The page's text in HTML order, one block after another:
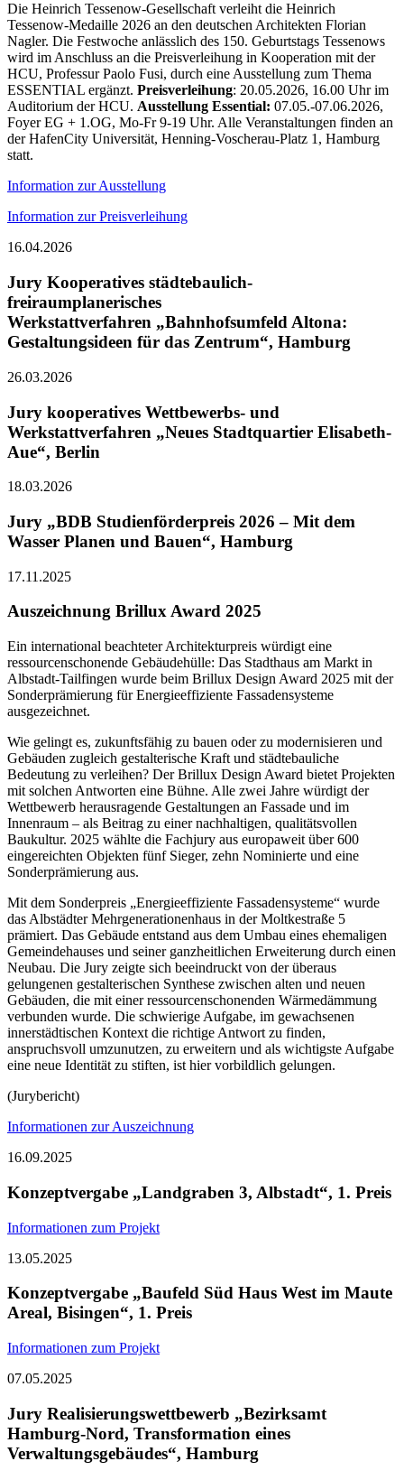
Die Heinrich Tessenow-Gesellschaft verleiht die Heinrich
Tessenow-Medaille 2026 an den deutschen Architekten Florian
Nagler. Die Festwoche anlässlich des 150. Geburtstags Tessenows
wird im Anschluss an die Preisverleihung in Kooperation mit der
HCU, Professur Paolo Fusi, durch eine Ausstellung zum Thema
ESSENTIAL ergänzt. Preisverleihung: 20.05.2026, 16.00 Uhr im
Auditorium der HCU. Ausstellung Essential: 07.05.-07.06.2026,
Foyer EG + 1.OG, Mo-Fr 9-19 Uhr. Alle Veranstaltungen finden an
der HafenCity Universität, Henning-Voscherau-Platz 1, Hamburg
statt.
Information zur Ausstellung
Information zur Preisverleihung
16.04.2026
Jury Kooperatives städtebaulich-
freiraumplanerisches
Werkstattverfahren „Bahnhofsumfeld Altona:
Gestaltungsideen für das Zentrum“, Hamburg
26.03.2026
Jury kooperatives Wettbewerbs- und
Werkstattverfahren „Neues Stadtquartier Elisabeth-
Aue“, Berlin
18.03.2026
Jury „BDB Studienförderpreis 2026 – Mit dem
Wasser Planen und Bauen“, Hamburg
17.11.2025
Auszeichnung Brillux Award 2025
Ein international beachteter Architekturpreis würdigt eine
ressourcenschonende Gebäudehülle: Das Stadthaus am Markt in
Albstadt-Tailfingen wurde beim Brillux Design Award 2025 mit der
Sonderprämierung für Energieeffiziente Fassadensysteme
ausgezeichnet.
Wie gelingt es, zukunftsfähig zu bauen oder zu modernisieren und
Gebäuden zugleich gestalterische Kraft und städtebauliche
Bedeutung zu verleihen? Der Brillux Design Award bietet Projekten
mit solchen Antworten eine Bühne. Alle zwei Jahre würdigt der
Wettbewerb herausragende Gestaltungen an Fassade und im
Innenraum – als Beitrag zu einer nachhaltigen, qualitätsvollen
Baukultur. 2025 wählte die Fachjury aus europaweit über 600
eingereichten Objekten fünf Sieger, zehn Nominierte und eine
Sonderprämierung aus.
Mit dem Sonderpreis „Energieeffiziente Fassadensysteme“ wurde
das Albstädter Mehrgenerationenhaus in der Moltkestraße 5
prämiert. Das Gebäude entstand aus dem Umbau eines ehemaligen
Gemeindehauses und seiner ganzheitlichen Erweiterung durch einen
Neubau. Die Jury zeigte sich beeindruckt von der überaus
gelungenen gestalterischen Synthese zwischen alten und neuen
Gebäuden, die mit einer ressourcenschonenden Wärmedämmung
verbunden wurde. Die schwierige Aufgabe, im gewachsenen
innerstädtischen Kontext die richtige Antwort zu finden,
anspruchsvoll umzunutzen, zu erweitern und als wichtigste Aufgabe
eine neue Identität zu stiften, ist hier vorbildlich gelungen.
(Jurybericht)
Informationen zur Auszeichnung
16.09.2025
Konzeptvergabe „Landgraben 3, Albstadt“, 1. Preis
Informationen zum Projekt
13.05.2025
Konzeptvergabe „Baufeld Süd Haus West im Maute
Areal, Bisingen“, 1. Preis
Informationen zum Projekt
07.05.2025
Jury Realisierungswettbewerb „Bezirksamt
Hamburg-Nord, Transformation eines
Verwaltungsgebäudes“, Hamburg